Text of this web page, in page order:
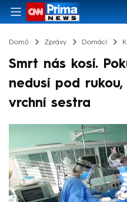
Domů Zprávy Domácí
Smrt nás kosí.
nedusí pod
vrchní sestra